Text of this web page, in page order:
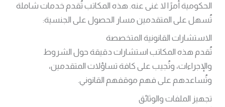
الحكومية أمرًا لا غنى عنه. هذه المكاتب تُقدم خدمات شاملة
تُسهل على المتقدمين مسار الحصول على الجنسية:
الاستشارات القانونية المتخصصة
تُقدم هذه المكاتب استشارات دقيقة حول الشروط
والإجراءات، وتُجيب على كافة تساؤلات المتقدمين،
وتُساعدهم على فهم موقفهم القانوني.
تجهيز الملفات والوثائق